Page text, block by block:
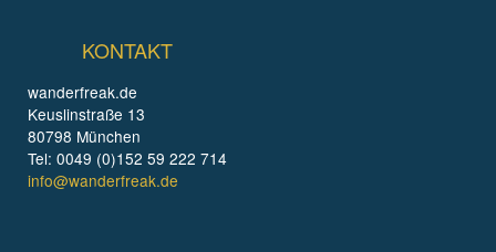
KONTAKT
wanderfreak.de
Keuslinstraße 13
80798 München
Tel: 0049 (0)152 59 222 714
info@wanderfreak.de